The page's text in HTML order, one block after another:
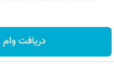
دریافت وام